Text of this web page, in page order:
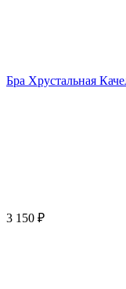
Бра Хрустальная
3 150 ₽